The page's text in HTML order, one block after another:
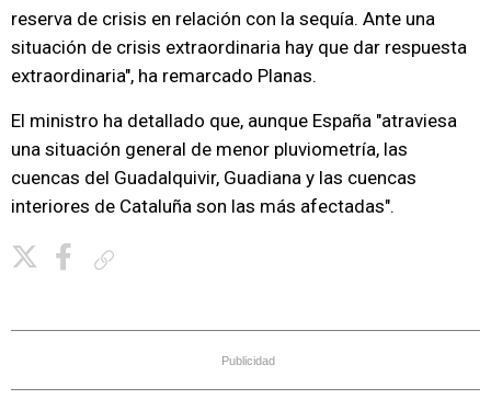
reserva de crisis en relación con la sequía. Ante una
situación de crisis extraordinaria hay que dar respuesta
extraordinaria", ha remarcado Planas.
El ministro ha detallado que, aunque España "atraviesa
una situación general de menor pluviometría, las
cuencas del Guadalquivir, Guadiana y las cuencas
interiores de Cataluña son las más afectadas".
Publicidad